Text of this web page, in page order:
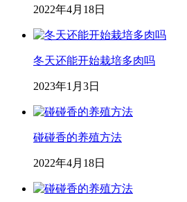
2022年4月18日
冬天还能开始栽培多肉吗
2023年1月3日
碰碰香的养殖方法
2022年4月18日